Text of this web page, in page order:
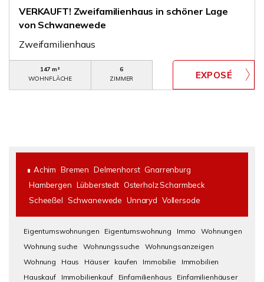
VERKAUFT! Zweifamilienhaus in schöner Lage
von Schwanewede
Zweifamilienhaus
147 m²
WOHNFLÄCHE
6
ZIMMER
Achim Bremen Delmenhorst Gnarrenburg
Hambergen Lübberstedt Osterholz Scharmbeck
Scheeßel Schwanewede Unnaryd Vollersode
Eigentumswohnungen Eigentumswohnung Immo
Wohnungen
Wohnung suche
Wohnungssuche
Wohnungsanzeigen
Wohnung
Haus Häuser kaufen Immobilie
Immobilien
Hauskauf
Immobilienkauf Einfamilienhaus Einfamilienhäuser